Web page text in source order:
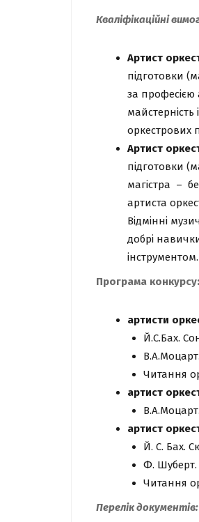
Кваліфікаційні
Артист
підготовки
за професією
оркестрових
Артист
підготовки
магістра –
артиста
Відмінні
добрі
інструментом.
Програма конкурсу:
артисти
Й.С.Бах.
Читання
артист
артист
Й. С. Бах.
Ф. Шуберт.
Читання
Перелік документів: